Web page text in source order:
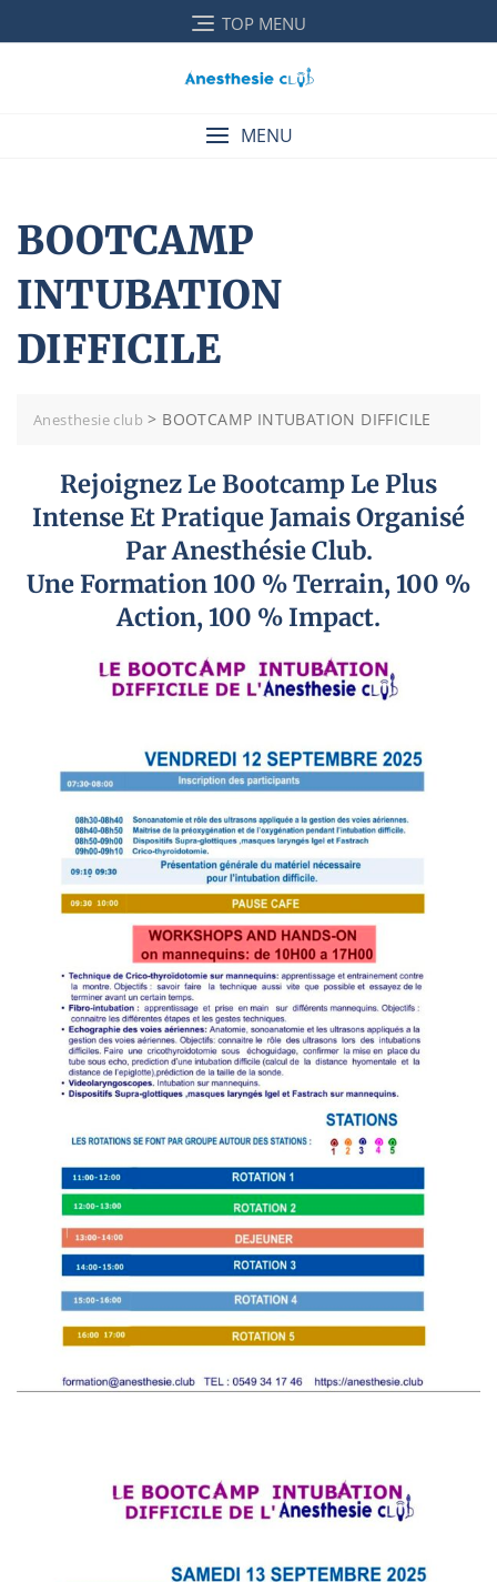
to
TOP MENU
MENU
BOOTCAMP
INTUBATION
DIFFICILE
Anesthesie club > BOOTCAMP INTUBATION DIFFICILE
Rejoignez Le Bootcamp Le Plus
Intense Et Pratique Jamais Organisé
Par Anesthésie Club.
Une Formation 100 % Terrain, 100 %
Action, 100 % Impact.